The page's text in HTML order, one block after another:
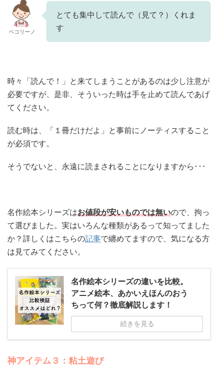
ペコリーノ
とても集中して読んで（見て？）くれま
す
時々「読んで！」と来てしまうことがあるのは少し注意が
必要ですが、是非、そういった時は手を止めて読んであげ
てください。
読む時は、「１冊だけだよ」と事前にノーティスすること
が必須です。
そうでないと、永遠に読まされることになりますから･･･
名作絵本シリーズはお値段が安いものでは無いので、拘っ
て選びました。実はいろんな種類があるって知ってました
か？詳しくはこちらの記事で纏めてますので、気になる方
は見てみてください。
名作絵本シリーズの違いを比較。
アニメ絵本、あかいえほんのおう
ちって何？徹底解説します！
続きを見る
神アイテム３：粘土遊び